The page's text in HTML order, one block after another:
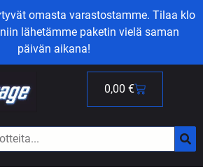
omasta varastostamme. Tilaa klo
lähetämme paketin vielä saman
päivän aikana!
0,00 €